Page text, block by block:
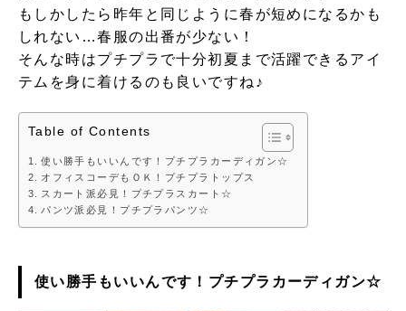
もしかしたら昨年と同じように春が短めになるかも
しれない…春服の出番が少ない！
そんな時はプチプラで十分初夏まで活躍できるアイ
テムを身に着けるのも良いですね♪
Table of Contents
使い勝手もいいんです！プチプラカーディガン☆
オフィスコーデもＯＫ！プチプラトップス
スカート派必見！プチプラスカート☆
パンツ派必見！プチプラパンツ☆
使い勝手もいいんです！プチプラカーディガン☆